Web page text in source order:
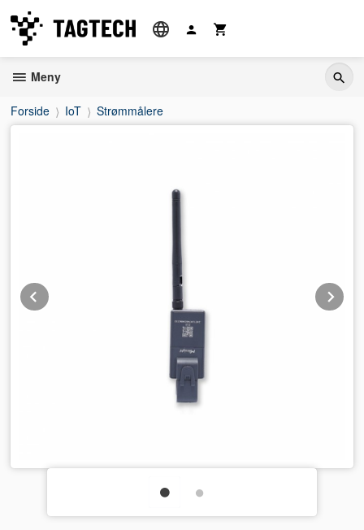
innholdet
Meny
Forside IoT Strømmålere
Prev